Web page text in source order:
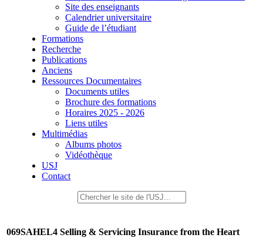
Site des enseignants
Calendrier universitaire
Guide de l’étudiant
Formations
Recherche
Publications
Anciens
Ressources Documentaires
Documents utiles
Brochure des formations
Horaires 2025 - 2026
Liens utiles
Multimédias
Albums photos
Vidéothèque
USJ
Contact
069SAHEL4 Selling & Servicing Insurance from the Heart